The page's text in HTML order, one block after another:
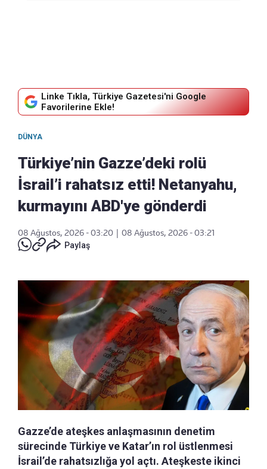
Linke Tıkla, Türkiye Gazetesi'ni Google
Favorilerine Ekle!
DÜNYA
Türkiye’nin Gazze’deki rolü
İsrail’i rahatsız etti! Netanyahu,
kurmayını ABD'ye gönderdi
08 Ağustos, 2026 - 03:20
08 Ağustos, 2026 - 03:21
Paylaş
Gazze’de ateşkes anlaşmasının denetim
sürecinde Türkiye ve Katar’ın rol üstlenmesi
İsrail’de rahatsızlığa yol açtı. Ateşkeste ikinci